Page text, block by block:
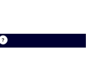
?